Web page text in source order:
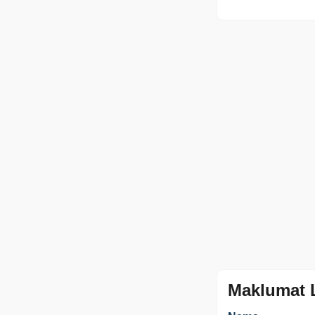
Maklumat